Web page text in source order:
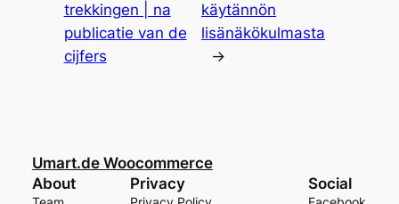
trekkingen | na
publicatie van de
cijfers
käytännön
lisänäkökulmasta
→
Umart.de Woocommerce
About
Privacy Social